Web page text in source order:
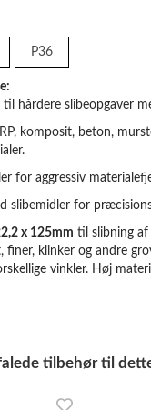
P36
hårdere slibeopgaver
komposit, beton,
for aggressiv
slibemidler for
x 125mm til slibning
finer, klinker og andre
vinkler. Høj
tilbehør til